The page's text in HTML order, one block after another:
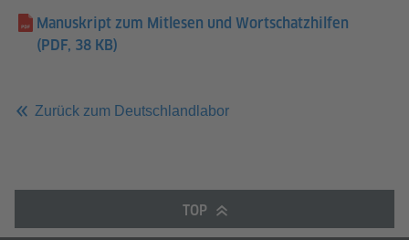
Manuskript zum Mitlesen und Wortschatzhilfen
(PDF, 38 KB)
Zurück zum Deutschlandlabor
TOP